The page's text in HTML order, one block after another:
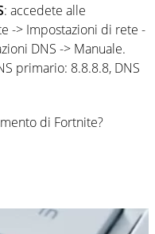
: accedete alle
-> Impostazioni di rete -
DNS -> Manuale.
primario: 8.8.8.8, DNS
di Fortnite?